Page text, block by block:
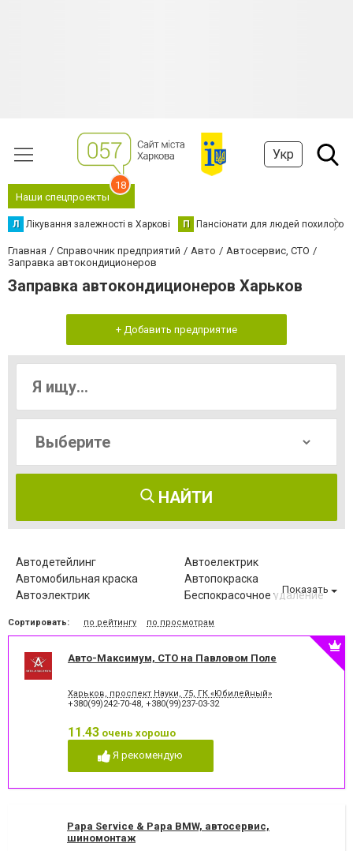
Укр
Наши спецпроекты
18
Л Лікування залежності в Харкові П Пансіонати для людей похилого
Главная Справочник предприятий Авто
Автосервис, СТО
Заправка автокондиционеров
Заправка автокондиционеров Харьков
+ Добавить предприятие
НАЙТИ
Автодетейлинг
Автоелектрик
Автомобильная краска
Автопокраска
Автоэлектрик
Беспокрасочное удаление
Диагностика
автокондиционеров
Диагностика автомобиля
Замена ГРМ
Замена автостекла
Замена автостекол
Заправка
автокондиционеров
автокондиционеров
Обслуживание автомобиля
Покраска кузова
Проточка тормозных дисков
Ремонт двигателя
Ремонт кузова
Ремонт легковых авто
Показать
Сортировать: по рейтингу по просмотрам
Авто-Максимум, СТО на Павловом Поле
Харьков, проспект Науки, 75, ГК «Юбилейный»
+380(99)242-70-48, +380(99)237-03-32
11.43 очень хорошо
Я рекомендую
Papa Service & Papa BMW, автосервис,
шиномонтаж